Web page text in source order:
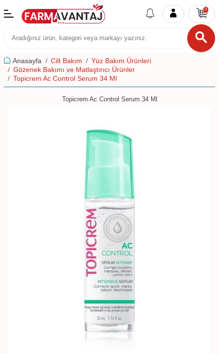
0
Anasayfa Cilt Bakım
Yüz Bakım Ürünleri
Gözenek Bakımı ve Matlaştırıcı Ürünler
Topicrem Ac Control Serum 34 Ml
Topicrem Ac Control Serum 34 Ml